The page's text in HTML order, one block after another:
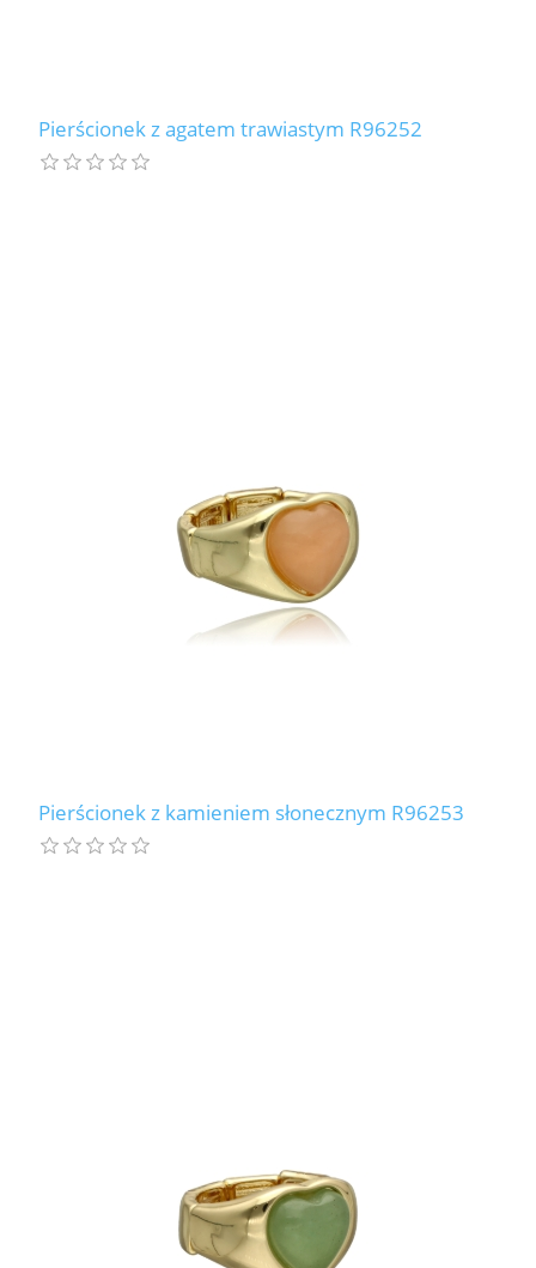
Pierścionek z agatem trawiastym R96252
Pierścionek z kamieniem słonecznym R96253